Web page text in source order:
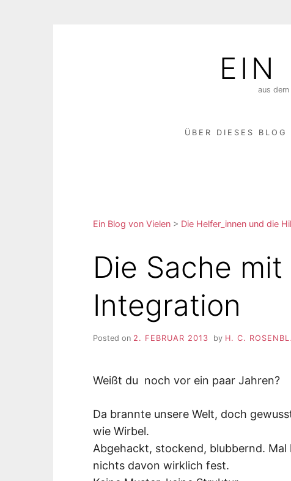
EIN
aus
ÜBER DIESES BLOG
Ein Blog von Vielen > Die Helfer_innen und die
Die Sache
Integration
Posted on 2. FEBRUAR 2013 by H. C.
Weißt du noch vor ein paar Jahren?
Da brannte unsere Welt, doch
wie Wirbel.
Abgehackt, stockend, blubbernd.
nichts davon wirklich fest.